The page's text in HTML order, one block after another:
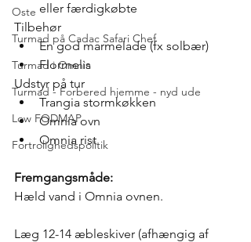
Oste
Turmad på Cadac Safari Chef
Turmad i Omnia
Turmad - Forbered hjemme - nyd ude
Low FODMAP
Fortrolighedspolitik
eller færdigkøbte
Tilbehør
En god marmelade (fx solbær)
Flormelis
Udstyr på tur
Trangia stormkøkken
Omnia ovn
Omnia rist
Fremgangsmåde:
Hæld vand i Omnia ovnen.
Læg 12-14 æbleskiver (afhængig af